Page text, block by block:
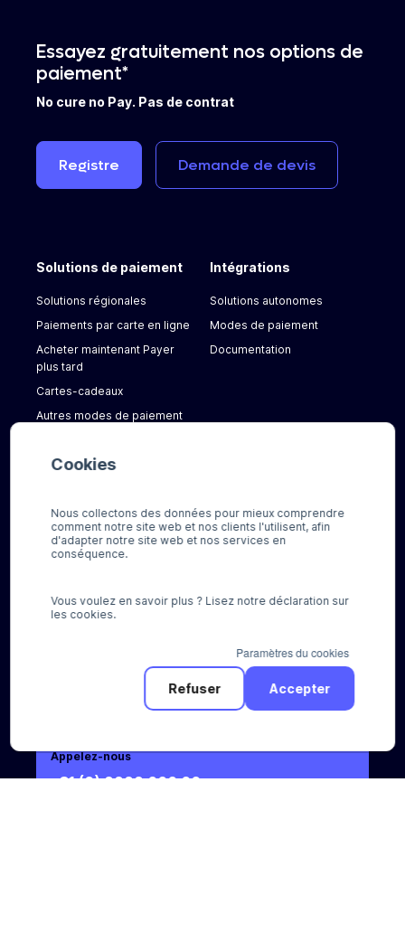
Cookies
Nous collectons des données pour mieux comprendre
comment notre site web et nos clients l'utilisent, afin
d'adapter notre site web et nos services en
conséquence.
Vous voulez en savoir plus ? Lisez notre déclaration sur
les cookies.
Paramètres du cookies
Accepter
Refuser
Appelez-nous
+31 (0) 8888 666 66
Essayez gratuitement nos options de
paiement*
No cure no Pay. Pas de contrat
Registre Demande de devis
Solutions de paiement
Solutions régionales
Paiements par carte en ligne
Acheter maintenant Payer
plus tard
Cartes-cadeaux
Autres modes de paiement
Intégrations
Solutions autonomes
Modes de paiement
Documentation
Actualités
FAQ
Pour les consommateurs